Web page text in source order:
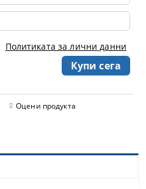
Политиката за лични данни
Оцени продукта